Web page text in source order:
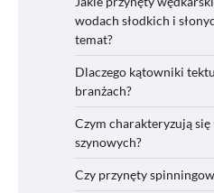
wodach słodkich i
temat?
Dlaczego kątowniki
branżach?
Czym charakteryzują
szynowych?
Czy przynęty